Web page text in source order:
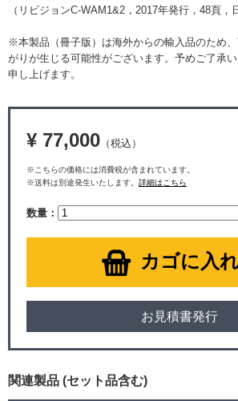
（リビジョンC-WAM1&2，2017年発行，48頁，
※本製品（冊子版）は海外からの輸入品のため
がりが生じる可能性がございます。予めご了承
申し上げます。
¥ 77,000 （税込）
※こちらの価格には消費税が含まれています。
※送料は別途発生いたします。 詳細はこちら
数量：
カゴに入
お見積書発行
関連製品 (セット品含む)